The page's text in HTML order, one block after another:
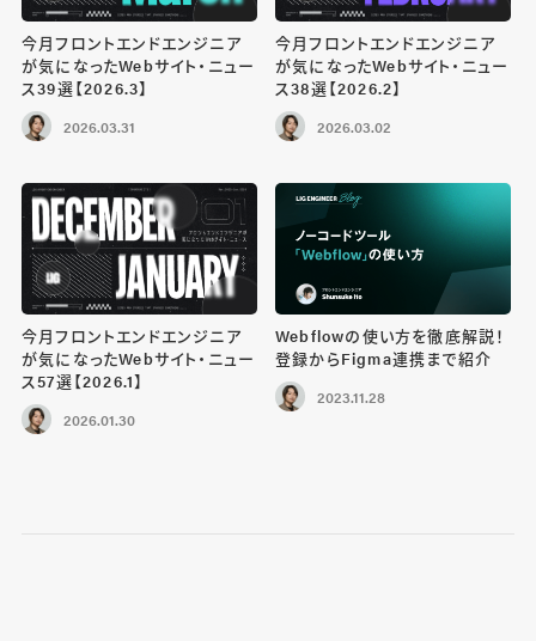
今月フロントエンドエンジニア
が気になったWebサイト・ニュー
ス39選【2026.3】
2026.03.31
今月フロントエンドエンジニア
が気になったWebサイト・ニュー
ス38選【2026.2】
2026.03.02
今月フロントエンドエンジニア
が気になったWebサイト・ニュー
ス57選【2026.1】
2026.01.30
Webflowの使い方を徹底解説！
登録からFigma連携まで紹介
2023.11.28